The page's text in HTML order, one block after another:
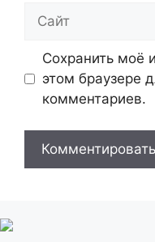
Сайт
Сохранить моё
этом браузере
комментариев.